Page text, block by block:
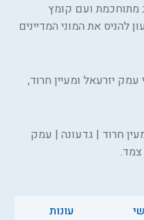
ועם קומץ
את המוני המדיינים
יזרעאל ומעיין חרוד,
חרוד | גדעונה | עמק
עונות